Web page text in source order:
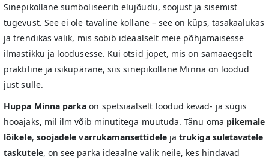
Sinepikollane sümboliseerib elujõudu, soojust ja sisemist
tugevust. See ei ole tavaline kollane – see on küps, tasakaalukas
ja trendikas valik, mis sobib ideaalselt meie põhjamaisesse
ilmastikku ja loodusesse. Kui otsid jopet, mis on samaaegselt
praktiline ja isikupärane, siis sinepikollane Minna on loodud
just sulle.
Huppa Minna parka on spetsiaalselt loodud kevad- ja sügis
hooajaks, mil ilm võib minutitega muutuda. Tänu oma pikemale
lõikele, soojadele varrukamansettidelejatrukiga suletavatele
taskutele, on see parka ideaalne valik neile, kes hindavad